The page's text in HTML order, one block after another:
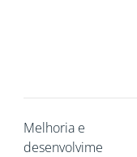
Melhoria e
desenvolvime